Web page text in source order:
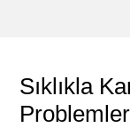
Sıklıkla